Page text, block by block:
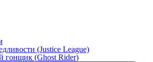
(Justice League)
гонщик (Ghost Rider)